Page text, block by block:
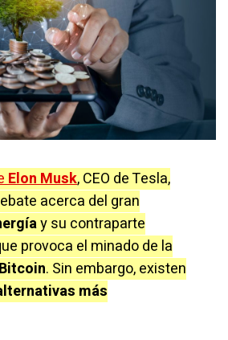
Elon Musk, CEO de Tesla,
acerca del gran
y su contraparte
provoca el minado de la
. Sin embargo, existen
más